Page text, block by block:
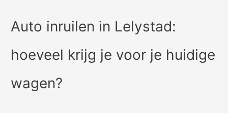
Auto inruilen in Lelystad:
hoeveel krijg je voor je huidige
wagen?